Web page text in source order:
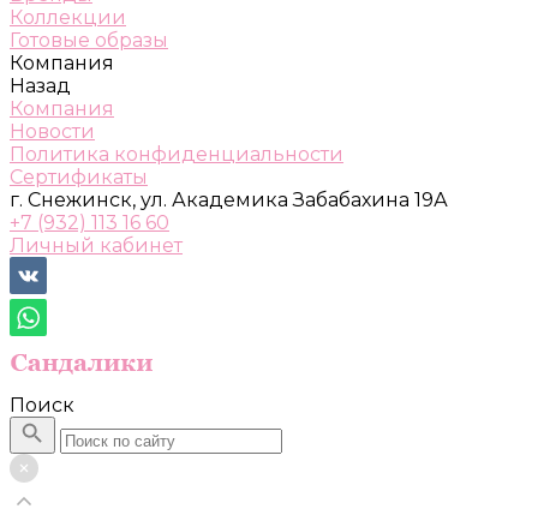
Коллекции
Готовые образы
Компания
Назад
Компания
Новости
Политика конфиденциальности
Сертификаты
г. Снежинск, ул. Академика Забабахина 19А
+7 (932) 113 16 60
Личный кабинет
Поиск